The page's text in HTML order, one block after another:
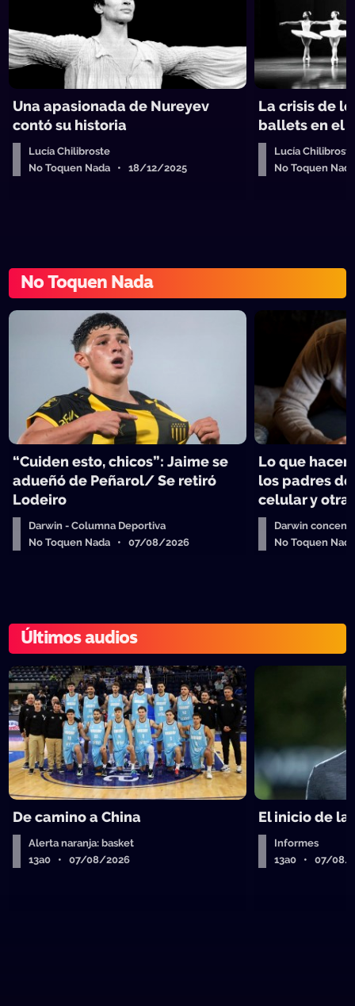
Una apasionada de Nureyev
contó su historia
Lucía Chilibroste
No Toquen Nada • 18/12/2025
La crisis de
ballets en el
Lucía
No Toquen
No Toquen Nada
“Cuiden esto, chicos”: Jaime se
adueñó de Peñarol/ Se retiró
Lodeiro
Darwin - Columna Deportiva
No Toquen Nada • 07/08/2026
Lo que
los padres
celular y
Darwin
No Toquen
Últimos audios
De camino a China
Alerta naranja: basket
13a0 • 07/08/2026
El inicio de la
Informes
13a0 • 07/08/